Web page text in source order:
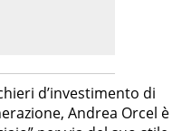
d’investimento di
Andrea Orcel è